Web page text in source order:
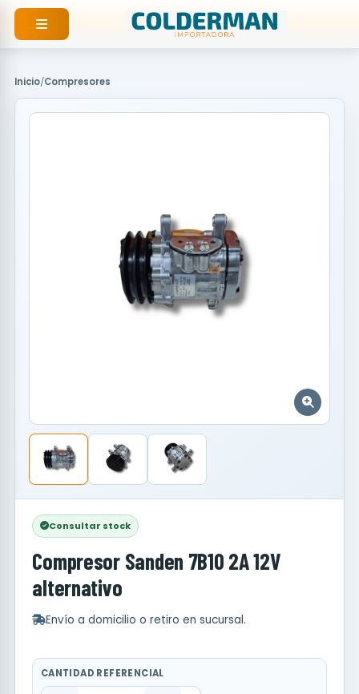
contenido
Inicio/Compresores
Consultar stock
Compresor Sanden 7B10 2A 12V
alternativo
Envío a domicilio o retiro en sucursal.
CANTIDAD REFERENCIAL